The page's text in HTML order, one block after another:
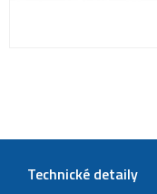
Technické detaily